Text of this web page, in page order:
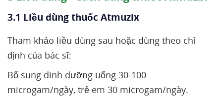
3.1 Liều dùng thuốc Atmuzix
Tham khảo liều dùng sau hoặc dùng theo chỉ
định của bác sĩ:
Bổ sung dinh dưỡng uống 30-100
microgam/ngày, trẻ em 30 microgam/ngày.